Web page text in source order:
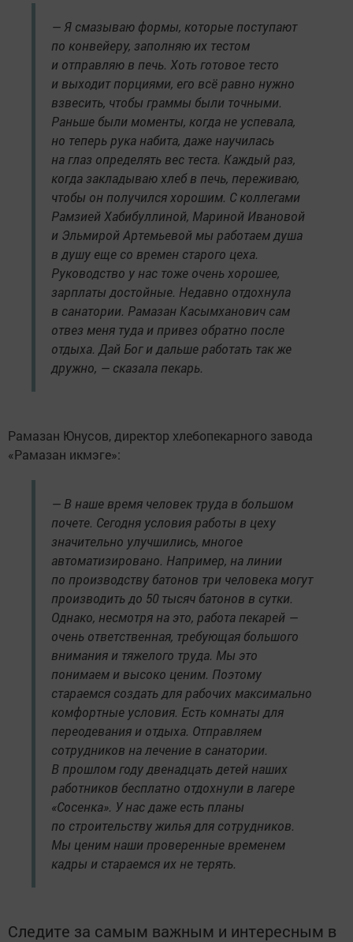
— Я смазываю формы, которые поступают
по конвейеру, заполняю их тестом
и отправляю в печь. Хоть готовое тесто
и выходит порциями, его всё равно нужно
взвесить, чтобы граммы были точными.
Раньше были моменты, когда не успевала,
но теперь рука набита, даже научилась
на глаз определять вес теста. Каждый раз,
когда закладываю хлеб в печь, переживаю,
чтобы он получился хорошим. С коллегами
Рамзией Хабибуллиной, Мариной Ивановой
и Эльмирой Артемьевой мы работаем душа
в душу еще со времен старого цеха.
Руководство у нас тоже очень хорошее,
зарплаты достойные. Недавно отдохнула
в санатории. Рамазан Касымханович сам
отвез меня туда и привез обратно после
отдыха. Дай Бог и дальше работать так же
дружно, — сказала пекарь.
Рамазан Юнусов, директор хлебопекарного завода
«Рамазан икмэге»:
— В наше время человек труда в большом
почете. Сегодня условия работы в цеху
значительно улучшились, многое
автоматизировано. Например, на линии
по производству батонов три человека могут
производить до 50 тысяч батонов в сутки.
Однако, несмотря на это, работа пекарей —
очень ответственная, требующая большого
внимания и тяжелого труда. Мы это
понимаем и высоко ценим. Поэтому
стараемся создать для рабочих максимально
комфортные условия. Есть комнаты для
переодевания и отдыха. Отправляем
сотрудников на лечение в санатории.
В прошлом году двенадцать детей наших
работников бесплатно отдохнули в лагере
«Сосенка». У нас даже есть планы
по строительству жилья для сотрудников.
Мы ценим наши проверенные временем
кадры и стараемся их не терять.
Следите за самым важным и интересным в